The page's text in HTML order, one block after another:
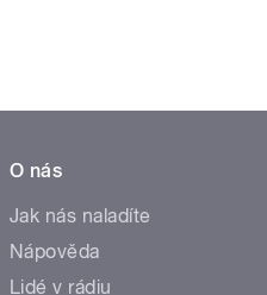
O nás
Jak nás naladíte
Nápověda
Lidé v rádiu